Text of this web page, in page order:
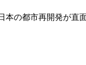
の都市再開発が直